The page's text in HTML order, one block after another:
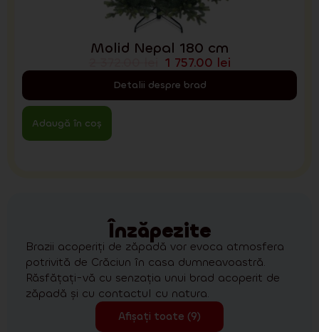
Molid Nepal 180 cm
1 757.00 lei
Detalii despre brad
Adaugă în coș
Înzăpezite
Brazii acoperiți de zăpadă vor evoca atmosfera
potrivită de Crăciun în casa dumneavoastră.
Răsfățați-vă cu senzația unui brad acoperit de
zăpadă și cu contactul cu natura.
Afișați toate (9)